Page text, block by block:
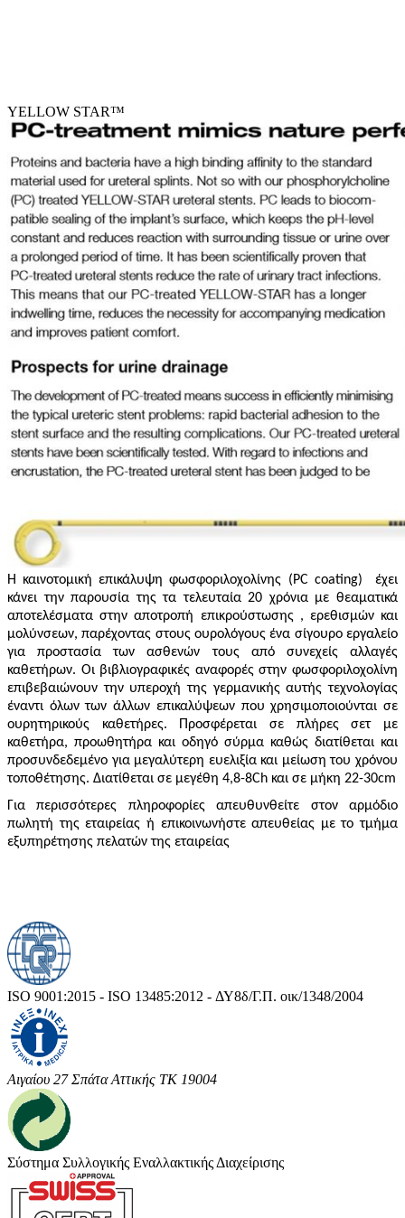
YELLOW STAR™
Η καινοτομική επικάλυψη φωσφοριλοχολίνης (PC coating)
έχει
κάνει την παρουσία της τα τελευταία 20 χρόνια με θεαματικά
αποτελέσματα στην αποτροπή επικρούστωσης , ερεθισμών και
μολύνσεων, παρέχοντας στους ουρολόγους ένα σίγουρο εργαλείο
για προστασία των ασθενών τους από συνεχείς αλλαγές
καθετήρων. Οι βιβλιογραφικές αναφορές στην φωσφοριλοχολίνη
επιβεβαιώνουν την υπεροχή της γερμανικής αυτής τεχνολογίας
έναντι όλων των άλλων επικαλύψεων που χρησιμοποιούνται σε
ουρητηρικούς καθετήρες. Προσφέρεται σε πλήρες σετ με
καθετήρα, προωθητήρα και οδηγό σύρμα καθώς διατίθεται και
προσυνδεδεμένο για μεγαλύτερη ευελιξία και μείωση του χρόνου
τοποθέτησης. Διατίθεται σε μεγέθη 4,8-8Ch και σε μήκη 22-30cm
Για περισσότερες πληροφορίες απευθυνθείτε στον αρμόδιο
πωλητή της εταιρείας ή επικοινωνήστε απευθείας με το τμήμα
εξυπηρέτησης πελατών της εταιρείας
ISO 9001:2015 - ISO 13485:2012 - ΔΥ8δ/Γ.Π. οικ/1348/2004
Αιγαίου 27 Σπάτα Αττικής ΤΚ 19004
Σύστημα Συλλογικής Εναλλακτικής Διαχείρισης